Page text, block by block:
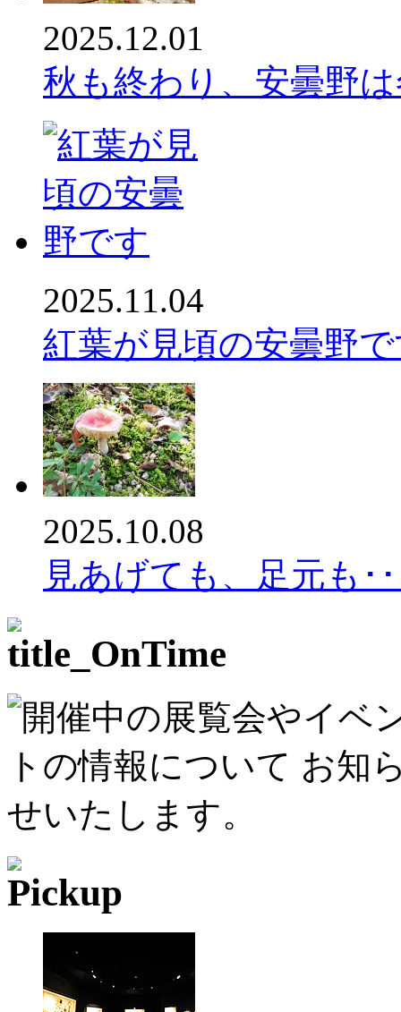
2025.12.01
秋も終わり、安曇野
2025.11.04
紅葉が見頃の安曇野で
2025.10.08
見あげても、足元も･